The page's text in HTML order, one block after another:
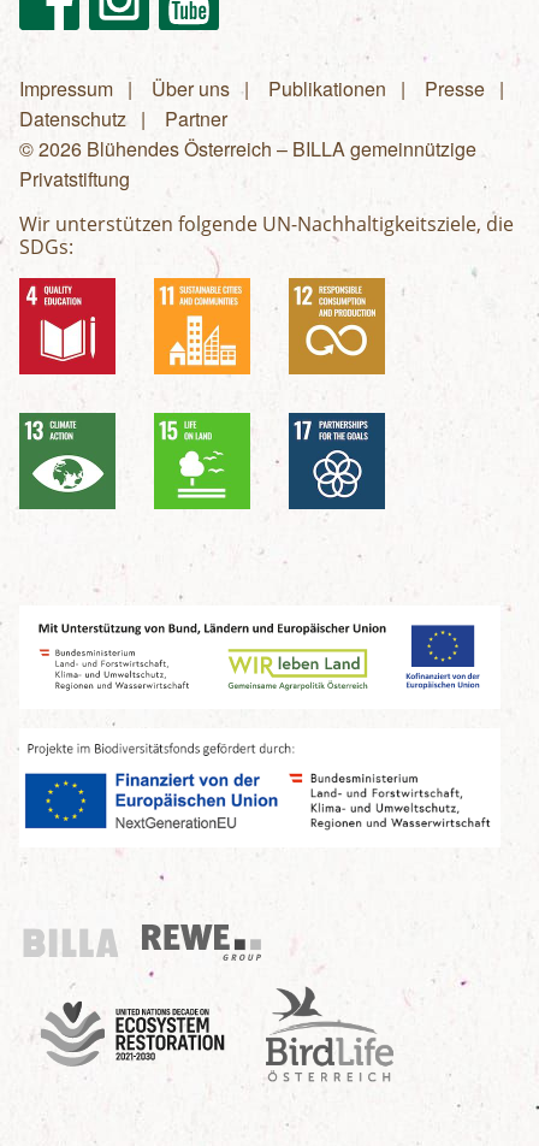
Fußzeilenmenü
Impressum Über uns Publikationen
Presse
Datenschutz
Partner
© 2026 Blühendes Österreich – BILLA gemeinnützige
Privatstiftung
Wir unterstützen folgende UN-Nachhaltigkeitsziele, die
SDGs:
Billa
REWE Group
UN Decade
Birdlife